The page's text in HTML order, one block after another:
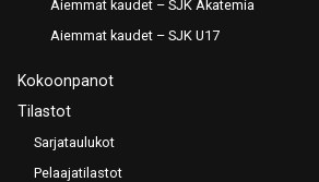
Aiemmat kaudet – SJK Akatemia
Aiemmat kaudet – SJK U17
Kokoonpanot
Tilastot
Sarjataulukot
Pelaajatilastot